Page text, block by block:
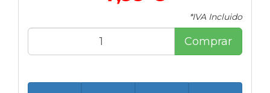
*IVA Incluido
Comprar